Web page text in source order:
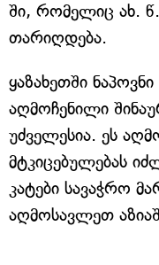
ში, რომელიც ახ.
თარიღდება.
ყაზახეთში
აღმოჩენილი
უძველესია. ეს
მტკიცებულებას
კატები სავაჭრო
აღმოსავლეთ